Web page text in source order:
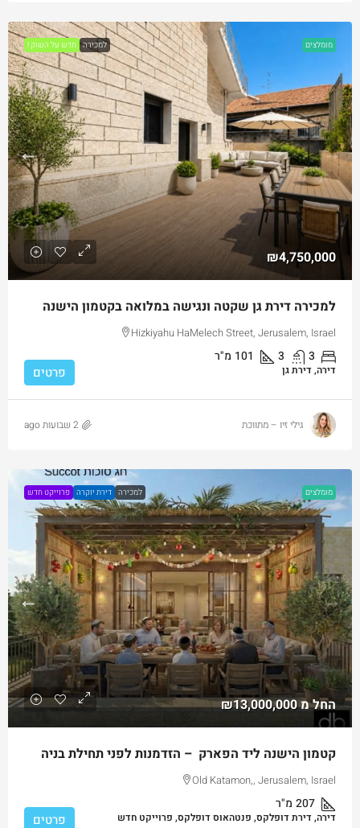
מומלצים למכירה חדש על השוק !
₪4,750,000
למכירה דירת גן שקטה ונגישה במלואה בקטמון הישנה
Hizkiyahu HaMelech Street, Jerusalem, Israel
3
3
101 מ"ר
דירה, דירת גן פרטים
גילי זיו – מתווכת 2 שבועות ago
מומלצים למכירה דירת יוקרה פרוייקט חדש
החל מ₪13,000,000
קטמון הישנה ליד הפארק – הזדמנות לפני תחילת בניה
Old Katamon,, Jerusalem, Israel
207 מ"ר
דירה, דירת דופלקס, פנטהאוס דופלקס, פרוייקט חדש פרטים